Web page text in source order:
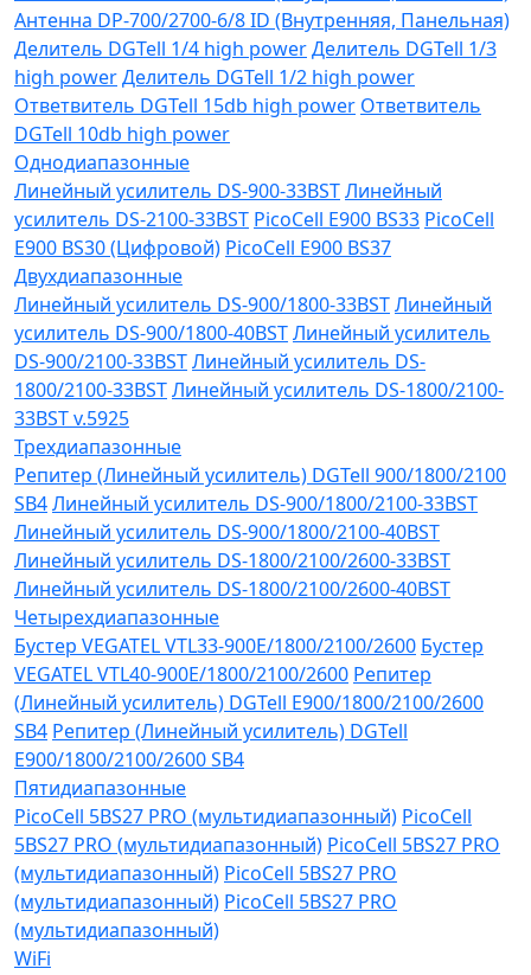
Антенна DP-700/2700-6/8 ID (Внутренняя, Панельная)
Делитель DGTell 1/4 high powerДелитель DGTell 1/3
high powerДелитель DGTell 1/2 high power
Ответвитель DGTell 15db high power Ответвитель
DGTell 10db high power
Однодиапазонные
Линейный усилитель DS-900-33BSTЛинейный
усилитель DS-2100-33BST PicoCell E900 BS33 PicoCell
E900 BS30 (Цифровой) PicoCell E900 BS37
Двухдиапазонные
Линейный усилитель DS-900/1800-33BSTЛинейный
усилитель DS-900/1800-40BSTЛинейный усилитель
DS-900/2100-33BSTЛинейный усилитель DS-
1800/2100-33BSTЛинейный усилитель DS-1800/2100-
33BST v.5925
Трехдиапазонные
Репитер (Линейный усилитель) DGTell 900/1800/2100
SB4Линейный усилитель DS-900/1800/2100-33BST
Линейный усилитель DS-900/1800/2100-40BST
Линейный усилитель DS-1800/2100/2600-33BST
Линейный усилитель DS-1800/2100/2600-40BST
Четырехдиапазонные
Бустер VEGATEL VTL33-900E/1800/2100/2600 Бустер
VEGATEL VTL40-900E/1800/2100/2600 Репитер
(Линейный усилитель) DGTell Е900/1800/2100/2600
SB4 Репитер (Линейный усилитель) DGTell
Е900/1800/2100/2600 SB4
Пятидиапазонные
PicoCell 5BS27 PRO (мультидиапазонный) PicoCell
5BS27 PRO (мультидиапазонный) PicoCell 5BS27 PRO
(мультидиапазонный) PicoCell 5BS27 PRO
(мультидиапазонный) PicoCell 5BS27 PRO
(мультидиапазонный)
WiFi